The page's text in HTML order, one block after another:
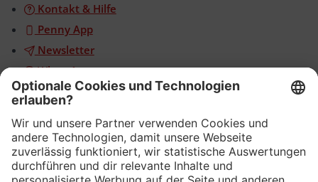
Kontakt & Hilfe
Penny App
Newsletter
WhatsApp
App